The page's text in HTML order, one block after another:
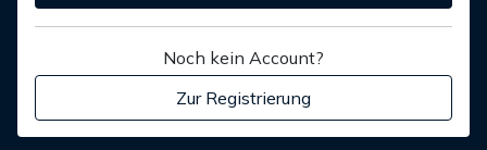
Noch kein Account?
Zur Registrierung